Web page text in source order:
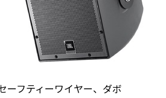
ーフティーワイヤー、ダボ